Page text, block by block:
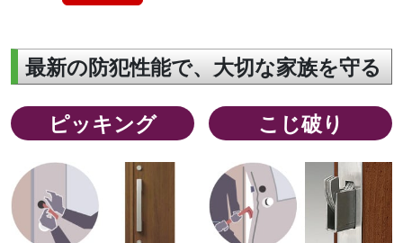
最新の防犯性能で、大切な家族を守る
ピッキング
こじ破り